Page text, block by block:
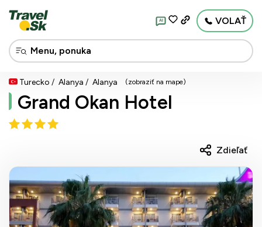
AI VOLAŤ
Turecko Alanya Alanya (zobraziť na mape)
Grand Okan Hotel
Zdieľať